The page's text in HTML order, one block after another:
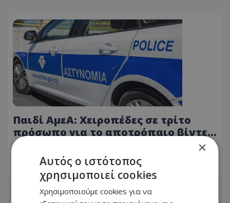
Παιδί ΑμεΑ: Χειροπέδες σε τρίτο
πρόσωπο για το αποτρόπαιο βίντεο
στο TikTok
ΔΙΑΒΆΣΤΕ ΠΕΡΙΣΣΌΤΕΡΑ
×
Αυτός ο ιστότοπος
χρησιμοποιεί cookies
Χρησιμοποιούμε cookies για να